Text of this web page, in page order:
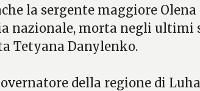
la sergente maggiore
nazionale, morta negli ultimi
Tetyana Danylenko.
della regione di